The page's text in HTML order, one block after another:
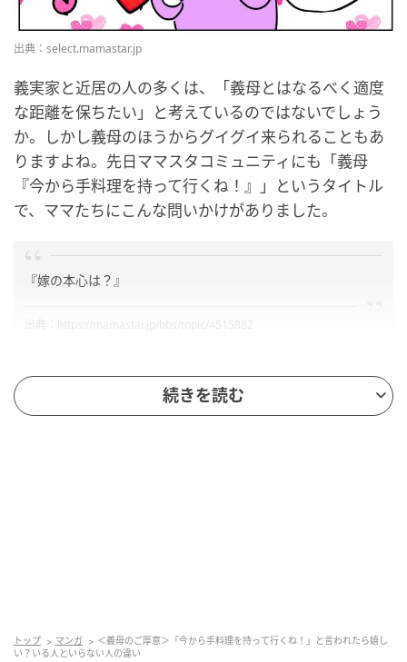
出典：select.mamastar.jp
義実家と近居の人の多くは、「義母とはなるべく適度
な距離を保ちたい」と考えているのではないでしょう
か。しかし義母のほうからグイグイ来られることもあ
りますよね。先日ママスタコミュニティにも「義母
『今から手料理を持って行くね！』」というタイトル
で、ママたちにこんな問いかけがありました。
『嫁の本心は？』
出典：https://mamastar.jp/bbs/topic/4515882
義母からいきなり連絡がきて、今から手料理を持って
こられるという状況。そのときに皆さんはどう思いま
すか？ アンケートを取ったところ、「ありがたい」が
『実の息子が「不味い」と食べないくらいだからなあ』
続きを読む
トップ マンガ
＜義母のご厚意＞「今から手料理を持って行くね！」と言われたら嬉し
い？いる人といらない人の違い